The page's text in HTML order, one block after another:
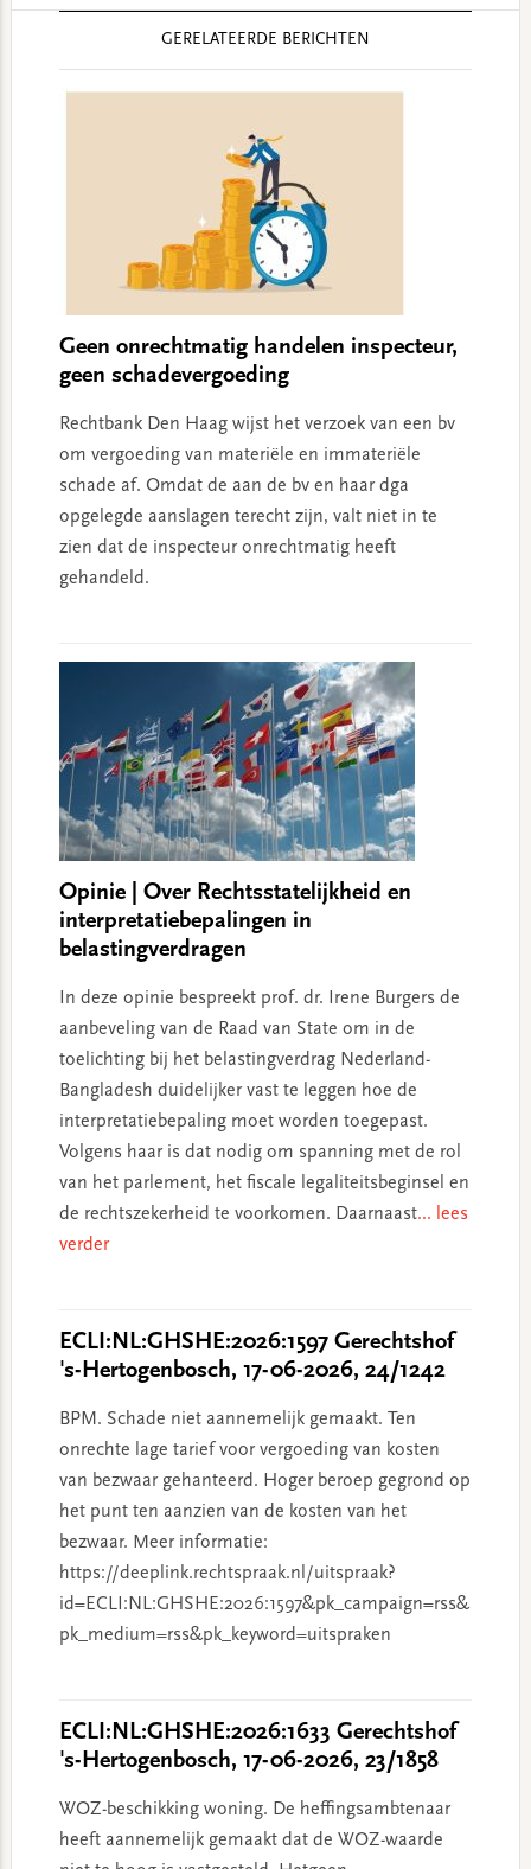
GERELATEERDE BERICHTEN
Geen onrechtmatig handelen inspecteur,
geen schadevergoeding
Rechtbank Den Haag wijst het verzoek van een bv
om vergoeding van materiële en immateriële
schade af. Omdat de aan de bv en haar dga
opgelegde aanslagen terecht zijn, valt niet in te
zien dat de inspecteur onrechtmatig heeft
gehandeld.
Opinie | Over Rechtsstatelijkheid en
interpretatiebepalingen in
belastingverdragen
In deze opinie bespreekt prof. dr. Irene Burgers de
aanbeveling van de Raad van State om in de
toelichting bij het belastingverdrag Nederland-
Bangladesh duidelijker vast te leggen hoe de
interpretatiebepaling moet worden toegepast.
Volgens haar is dat nodig om spanning met de rol
van het parlement, het fiscale legaliteitsbeginsel en
de rechtszekerheid te voorkomen. Daarnaast... lees
verder
ECLI:NL:GHSHE:2026:1597 Gerechtshof
's-Hertogenbosch, 17-06-2026, 24/1242
BPM. Schade niet aannemelijk gemaakt. Ten
onrechte lage tarief voor vergoeding van kosten
van bezwaar gehanteerd. Hoger beroep gegrond op
het punt ten aanzien van de kosten van het
bezwaar. Meer informatie:
https://deeplink.rechtspraak.nl/uitspraak?
id=ECLI:NL:GHSHE:2026:1597&pk_campaign=rss&
pk_medium=rss&pk_keyword=uitspraken
ECLI:NL:GHSHE:2026:1633 Gerechtshof
's-Hertogenbosch, 17-06-2026, 23/1858
WOZ-beschikking woning. De heffingsambtenaar
heeft aannemelijk gemaakt dat de WOZ-waarde